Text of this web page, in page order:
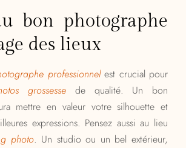
bon photographe
des lieux
professionnelest crucial pour
grossesse de qualité. Un bon
mettre en valeur votre silhouette et
expressions. Pensez aussi au lieu
photo. Un studio ou un bel extérieur,